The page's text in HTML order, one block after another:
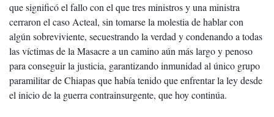
que significó el fallo con el que tres ministros y una ministra
cerraron el caso Acteal, sin tomarse la molestia de hablar con
algún sobreviviente, secuestrando la verdad y condenando a todas
las víctimas de la Masacre a un camino aún más largo y penoso
para conseguir la justicia, garantizando inmunidad al único grupo
paramilitar de Chiapas que había tenido que enfrentar la ley desde
el inicio de la guerra contrainsurgente, que hoy continúa.